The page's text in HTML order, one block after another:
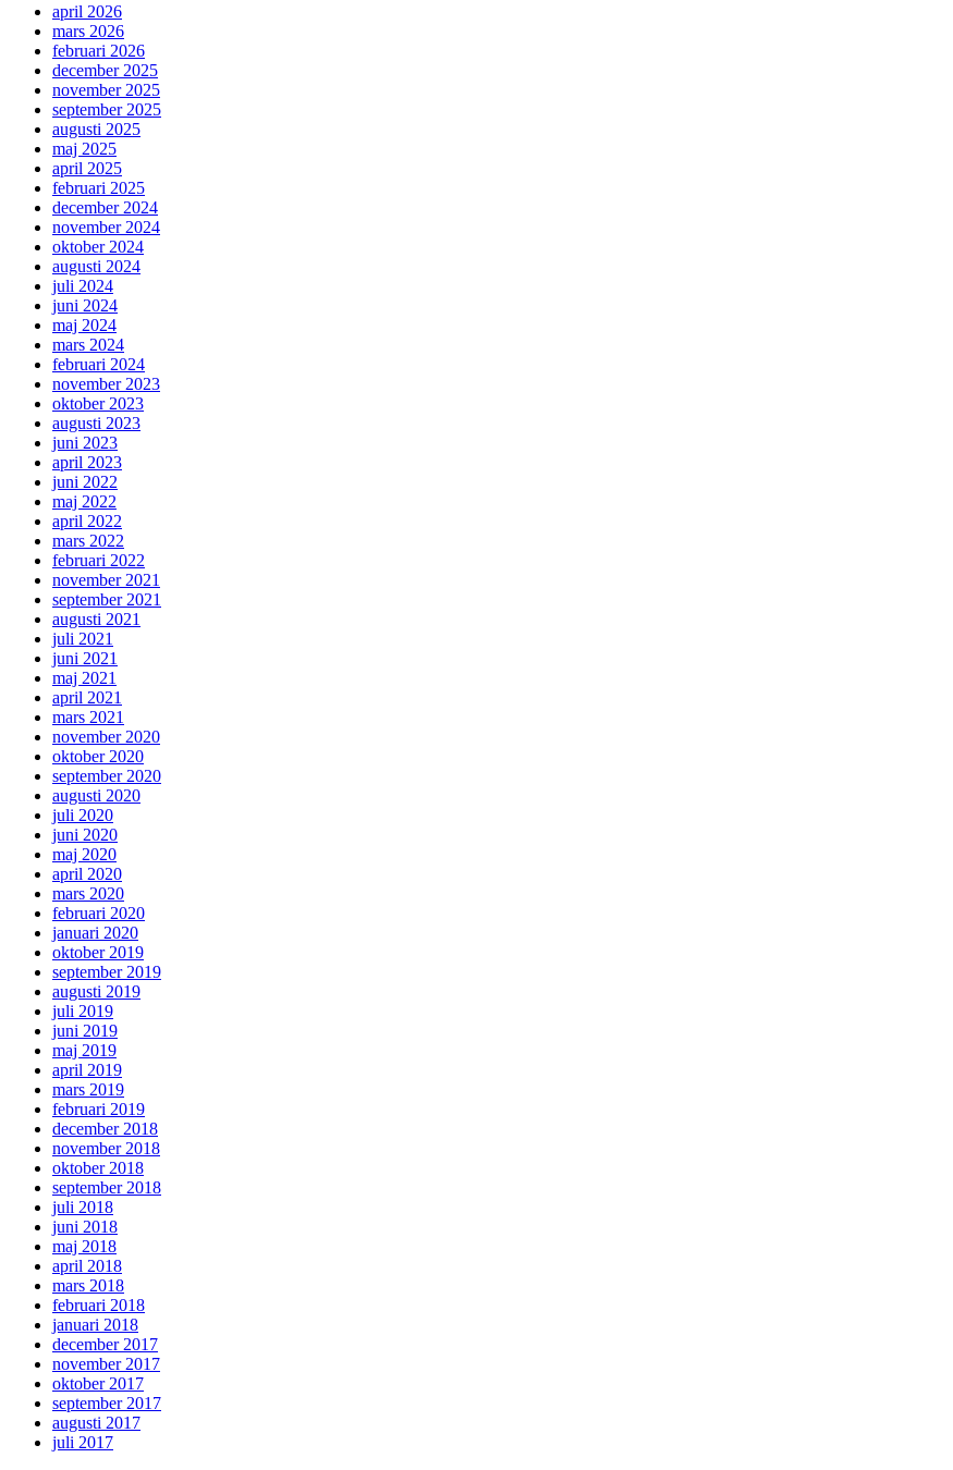
april 2026
mars 2026
februari 2026
december 2025
november 2025
september 2025
augusti 2025
maj 2025
april 2025
februari 2025
december 2024
november 2024
oktober 2024
augusti 2024
juli 2024
juni 2024
maj 2024
mars 2024
februari 2024
november 2023
oktober 2023
augusti 2023
juni 2023
april 2023
juni 2022
maj 2022
april 2022
mars 2022
februari 2022
november 2021
september 2021
augusti 2021
juli 2021
juni 2021
maj 2021
april 2021
mars 2021
november 2020
oktober 2020
september 2020
augusti 2020
juli 2020
juni 2020
maj 2020
april 2020
mars 2020
februari 2020
januari 2020
oktober 2019
september 2019
augusti 2019
juli 2019
juni 2019
maj 2019
april 2019
mars 2019
februari 2019
december 2018
november 2018
oktober 2018
september 2018
juli 2018
juni 2018
maj 2018
april 2018
mars 2018
februari 2018
januari 2018
december 2017
november 2017
oktober 2017
september 2017
augusti 2017
juli 2017